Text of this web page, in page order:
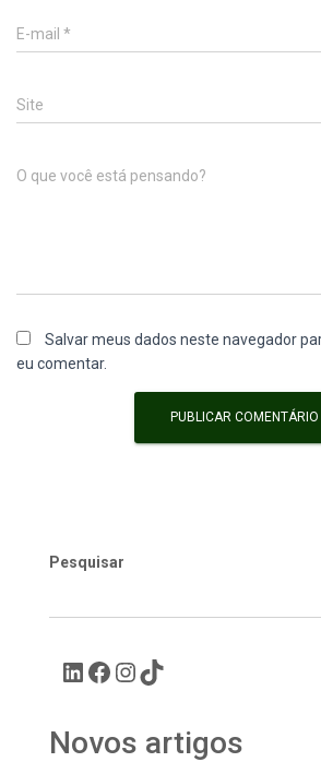
E-mail *
Site
O que você está pensando?
Salvar meus dados neste navegador
eu comentar.
Pesquisar
Novos artigos